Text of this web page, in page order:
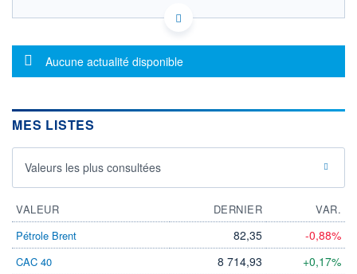
IT0005353575 CFM
Politique d'exécution
Cotation sur les autres places
PÉTROLE ET GAZ
OUVERTURE CLÔTURE VEILLE
Message d'information
Aucune actualité disponible
MES LISTES
Valeurs les plus consultées
VALEUR DERNIER
VAR.
Pétrole Brent
82,35 -0,88%
CAC 40 8 714,93 +0,17%